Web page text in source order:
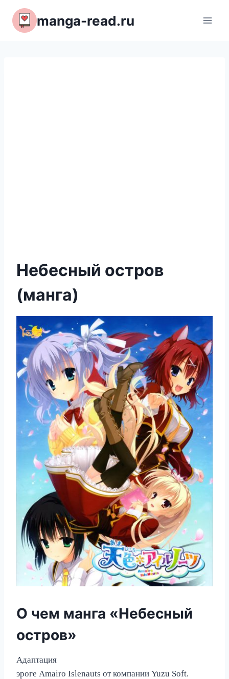
Перейти
содержимому
manga-read.ru
Небесный остров
(манга)
О чем манга «Небесный
остров»
Адаптация
эроге Amairo Islenauts от компании Yuzu Soft.